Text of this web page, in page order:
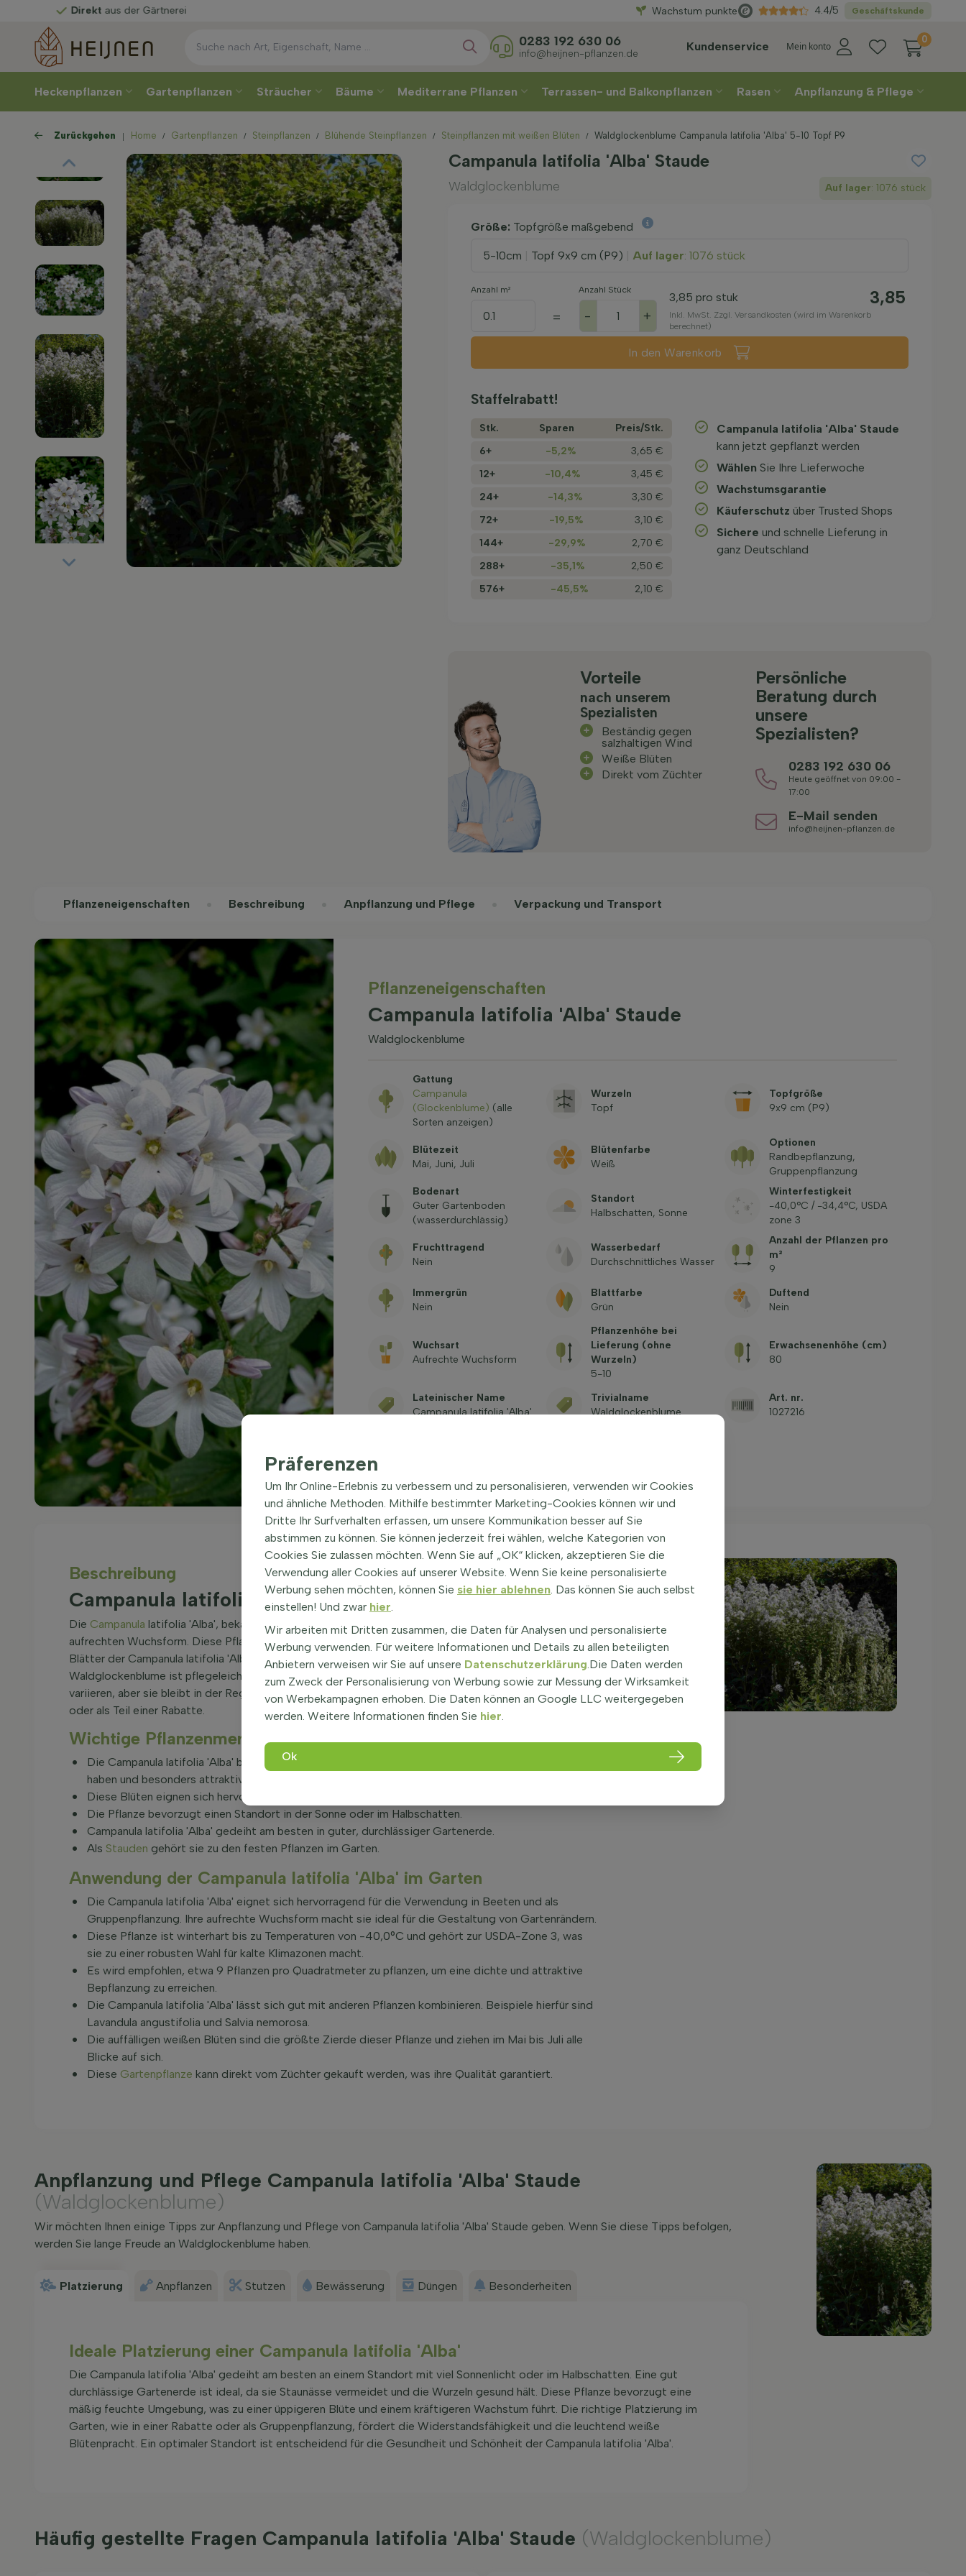
aus der Gärtnerei WählenSie Ihre Lieferwoche
Wachstum punkte Geschäftskunde
4.4/5
Kundenservice Mein konto
0
0283 192 630 06
info@heijnen-pflanzen.de
Heckenpflanzen Gartenpflanzen Sträucher Bäume Mediterrane Pflanzen Terrassen- und Balkonpflanzen Rasen Anpflanzung & Pflege
Zurückgehen Home Gartenpflanzen Steinpflanzen Blühende Steinpflanzen Steinpflanzen mit weißen Blüten Waldglockenblume Campanula latifolia 'Alba' 5-10 Topf P9
Campanula latifolia 'Alba' Staude
Waldglockenblume Auf lager: 1076 stück
Größe: Topfgröße maßgebend
5-10cm Topf 9x9 cm (P9) Auf lager: 1076 stück
Anzahl m²
=
Anzahl Stück
- +
3,85 pro stuk 3,85
Inkl. MwSt. Zzgl. Versandkosten (wird im Warenkorb
berechnet)
In den Warenkorb
Staffelrabatt!
Stk. Sparen
Preis/­Stk.
6+
-5,2%
3,65 €
12+
-10,4%
3,45 €
24+
-14,3%
3,30 €
72+
-19,5%
3,10 €
144+
-29,9%
2,70 €
288+
-35,1%
2,50 €
576+
-45,5% 2,10 €
Campanula latifolia 'Alba' Staude
kann jetzt gepflanzt werden
Wählen Sie Ihre Lieferwoche
Wachstums­garantie
Käuferschutz über Trusted Shops
Sichere und schnelle Lieferung in
ganz Deutschland
Vorteile
nach unserem
Spezialisten
Beständig gegen
salzhaltigen Wind
Weiße Blüten
Direkt vom Züchter
Persönliche
Beratung durch
unsere
Spezialisten?
0283 192 630 06
Heute geöffnet von 09:00 -
17:00
E-Mail senden
info@heijnen-pflanzen.de
Pflanzeneigenschaften Beschreibung Anpflanzung und Pflege Verpackung und Transport
Pflanzeneigenschaften
Campanula latifolia 'Alba' Staude
Waldglockenblume
Gattung
Campanula
(Glockenblume) (alle
Sorten anzeigen)
Wurzeln
Topf
Topfgröße
9x9 cm (P9)
Blütezeit
Mai, Juni, Juli
Blütenfarbe
Weiß
Optionen
Randbepflanzung,
Gruppenpflanzung
Bodenart
Guter Gartenboden
(wasserdurchlässig)
Standort
Halbschatten, Sonne
Winterfestigkeit
-40,0°C / -34,4°C, USDA
zone 3
Fruchttragend
Nein
Wasserbedarf
Durchschnittliches Wasser
Anzahl der Pflanzen pro
m²
9
Immergrün
Nein
Blattfarbe
Grün
Duftend
Nein
Wuchsart
Aufrechte Wuchsform
Pflanzenhöhe bei
Lieferung (ohne
Wurzeln)
5-10
Erwachsenenhöhe (cm)
80
Lateinischer Name
Campanula latifolia 'Alba'
Trivialname
Waldglockenblume
Art. nr.
1027216
Beschreibung
Campanula latifolia 'Alba' Staude| Waldglockenblume
Die Campanula latifolia 'Alba', bekannt als Waldglockenblume, ist eine beeindruckende Pflanze mit einer
aufrechten Wuchsform. Diese Pflanze erreicht eine Höhe von etwa 80 cm und ist nicht immergrün. Die
Blätter der Campanula latifolia 'Alba' sind grün, fühlen sich glatt an und haben eine ovale Form. Die
Waldglockenblume ist pflegeleicht und eignet sich gut für den Garten. Die Breite der Pflanze kann
variieren, aber sie bleibt in der Regel kompakt. Diese Pflanze ist ideal für die Bepflanzung in Gruppen
oder als Teil einer Rabatte.
Wichtige Pflanzenmerkmale von Campanula latifolia 'Alba'
Die Campanula latifolia 'Alba' blüht von Mai bis Juli mit weißen Blüten, die eine aufrechte Form
haben und besonders attraktiv für Bienen und Schmetterlinge sind.
Diese Blüten eignen sich hervorragend als Schnittblumen.
Die Pflanze bevorzugt einen Standort in der Sonne oder im Halbschatten.
Campanula latifolia 'Alba' gedeiht am besten in guter, durchlässiger Gartenerde.
Als Stauden gehört sie zu den festen Pflanzen im Garten.
Anwendung der Campanula latifolia 'Alba' im Garten
Die Campanula latifolia 'Alba' eignet sich hervorragend für die Verwendung in Beeten und als
Gruppenpflanzung. Ihre aufrechte Wuchsform macht sie ideal für die Gestaltung von Gartenrändern.
Diese Pflanze ist winterhart bis zu Temperaturen von -40,0°C und gehört zur USDA-Zone 3, was
sie zu einer robusten Wahl für kalte Klimazonen macht.
Es wird empfohlen, etwa 9 Pflanzen pro Quadratmeter zu pflanzen, um eine dichte und attraktive
Bepflanzung zu erreichen.
Die Campanula latifolia 'Alba' lässt sich gut mit anderen Pflanzen kombinieren. Beispiele hierfür sind
Lavandula angustifolia und Salvia nemorosa.
Die auffälligen weißen Blüten sind die größte Zierde dieser Pflanze und ziehen im Mai bis Juli alle
Blicke auf sich.
Diese Gartenpflanze kann direkt vom Züchter gekauft werden, was ihre Qualität garantiert.
Anpflanzung und Pflege Campanula latifolia 'Alba' Staude
(Waldglockenblume)
Wir möchten Ihnen einige Tipps zur Anpflanzung und Pflege von Campanula latifolia 'Alba' Staude geben. Wenn Sie diese Tipps befolgen,
werden Sie lange Freude an Waldglockenblume haben.
Platzierung Anpflanzen Stutzen Bewässerung Düngen Besonderheiten
Ideale Platzierung einer Campanula latifolia 'Alba'
Die Campanula latifolia 'Alba' gedeiht am besten an einem Standort mit viel Sonnenlicht oder im Halbschatten. Eine gut
durchlässige Gartenerde ist ideal, da sie Staunässe vermeidet und die Wurzeln gesund hält. Diese Pflanze bevorzugt eine
mäßig feuchte Umgebung, was zu einer üppigeren Blüte und einem kräftigeren Wachstum führt. Die richtige Platzierung im
Garten, wie in einer Rabatte oder als Gruppenpflanzung, fördert die Widerstandsfähigkeit und die leuchtend weiße
Blütenpracht. Ein optimaler Standort ist entscheidend für die Gesundheit und Schönheit der Campanula latifolia 'Alba'.
Häufig gestellte Fragen Campanula latifolia 'Alba' Staude (Waldglockenblume)
Präferenzen
Um Ihr Online-Erlebnis zu verbessern und zu personalisieren, verwenden wir Cookies
und ähnliche Methoden. Mithilfe bestimmter Marketing-Cookies können wir und
Dritte Ihr Surfverhalten erfassen, um unsere Kommunikation besser auf Sie
abstimmen zu können. Sie können jederzeit frei wählen, welche Kategorien von
Cookies Sie zulassen möchten. Wenn Sie auf „OK“ klicken, akzeptieren Sie die
Verwendung aller Cookies auf unserer Website. Wenn Sie keine personalisierte
Werbung sehen möchten, können Sie sie hier ablehnen. Das können Sie auch selbst
einstellen! Und zwar hier.
Wir arbeiten mit Dritten zusammen, die Daten für Analysen und personalisierte
Werbung verwenden. Für weitere Informationen und Details zu allen beteiligten
Anbietern verweisen wir Sie auf unsere Datenschutzerklärung.Die Daten werden
zum Zweck der Personalisierung von Werbung sowie zur Messung der Wirksamkeit
von Werbekampagnen erhoben. Die Daten können an Google LLC weitergegeben
werden. Weitere Informationen finden Sie hier.
Ok